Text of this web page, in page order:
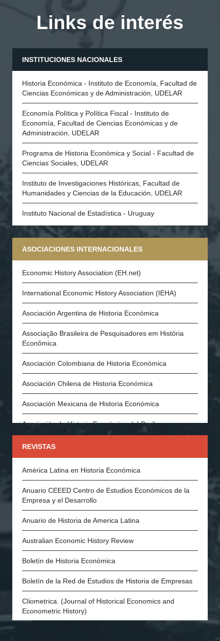
Links de interés
INSTITUCIONES NACIONALES
Historia Económica - Instituto de Economía, Facultad de
Ciencias Económicas y de Administración, UDELAR
Economía Política y Política Fiscal - Instituto de
Economía, Facultad de Ciencias Económicas y de
Administración, UDELAR
Programa de Historia Económica y Social - Facultad de
Ciencias Sociales, UDELAR
Instituto de Investigaciones Históricas, Facultad de
Humanidades y Ciencias de la Educación, UDELAR
Instituto Nacional de Estadística - Uruguay
ASOCIACIONES INTERNACIONALES
Economic History Association (EH.net)
International Economic History Association (IEHA)
Asociación Argentina de Historia Económica
Associação Brasileira de Pesquisadores em História
Econômica
Asociación Colombiana de Historia Económica
Asociación Chilena de Historia Económica
Asociación Mexicana de Historia Económica
Asociación de Historia Económica del Caribe
Asociación Española de Historia Económica
History of Economics Society
The Swedish Economic History Association
The Economic History Society of Australia and New
REVISTAS
América Latina en Historia Económica
Anuario CEEED Centro de Estudios Económicos de la
Empresa y el Desarrollo
Anuario de Historia de America Latina
Australian Economic History Review
Boletín de Historia Económica
Boletín de la Red de Estudios de Historia de Empresas
Cliometrica. (Journal of Historical Economics and
Econometric History)